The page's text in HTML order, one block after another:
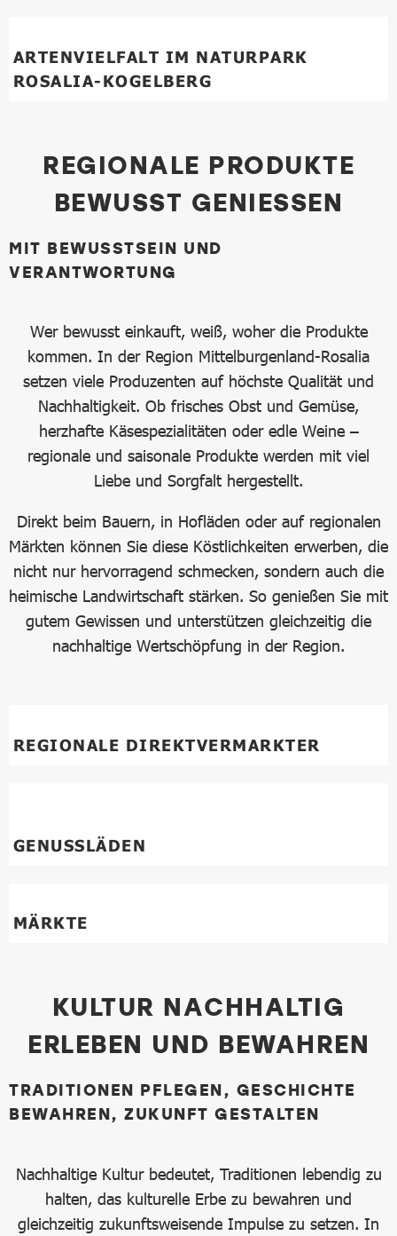
ARTENVIELFALT IM NATURPARK
ROSALIA-KOGELBERG
REGIONALE PRODUKTE
BEWUSST GENIESSEN
MIT BEWUSSTSEIN UND
VERANTWORTUNG
Wer bewusst einkauft, weiß, woher die Produkte
kommen. In der Region Mittelburgenland-Rosalia
setzen viele Produzenten auf höchste Qualität und
Nachhaltigkeit. Ob frisches Obst und Gemüse,
herzhafte Käsespezialitäten oder edle Weine –
regionale und saisonale Produkte werden mit viel
Liebe und Sorgfalt hergestellt.
Direkt beim Bauern, in Hofläden oder auf regionalen
Märkten können Sie diese Köstlichkeiten erwerben, die
nicht nur hervorragend schmecken, sondern auch die
heimische Landwirtschaft stärken. So genießen Sie mit
gutem Gewissen und unterstützen gleichzeitig die
nachhaltige Wertschöpfung in der Region.
REGIONALE DIREKTVERMARKTER
GENUSSLÄDEN
MÄRKTE
KULTUR NACHHALTIG
ERLEBEN UND BEWAHREN
TRADITIONEN PFLEGEN, GESCHICHTE
BEWAHREN, ZUKUNFT GESTALTEN
Nachhaltige Kultur bedeutet, Traditionen lebendig zu
halten, das kulturelle Erbe zu bewahren und
gleichzeitig zukunftsweisende Impulse zu setzen. In